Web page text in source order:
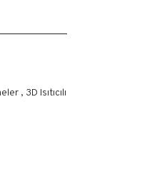
, 3D Isıtıcılı